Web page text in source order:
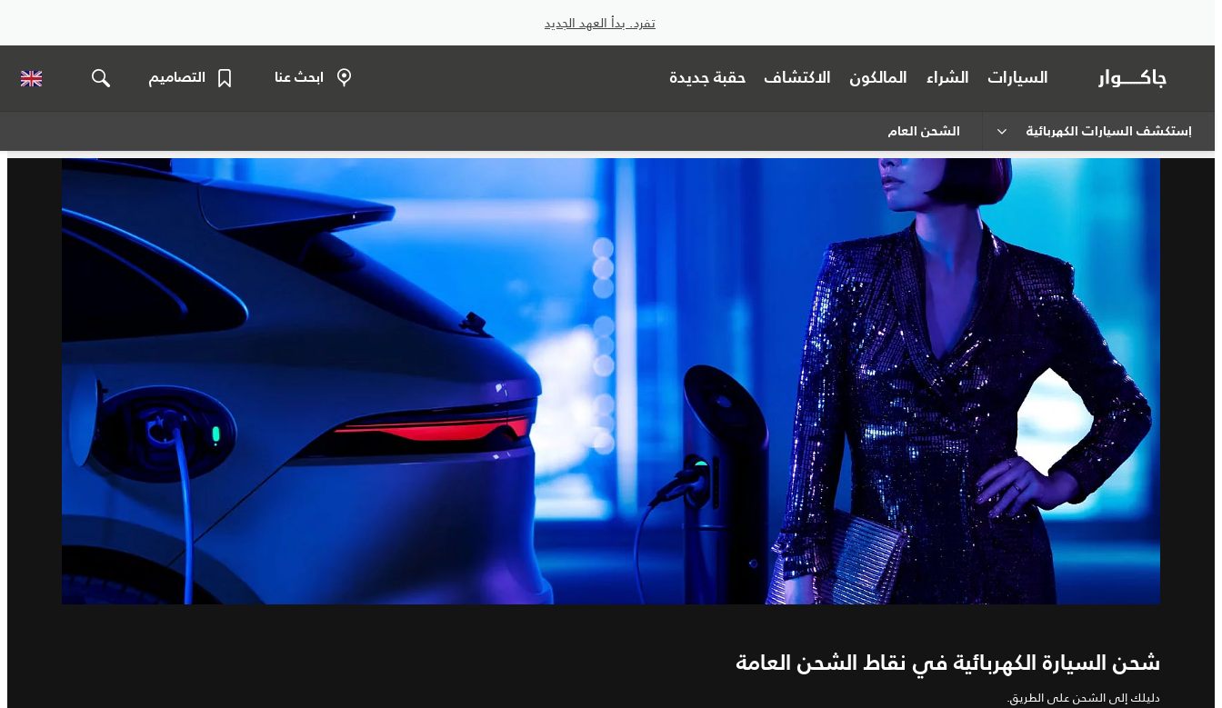
تفرد. بدأ العهد الجديد
السيارات الشراء المالكون الاكتشاف حقبة جديدة ابحث عنا التصاميم
إستكشف السيارات الكهربائية الشحن العام
شحن السيارة الكهربائية في نقاط الشحن العامة
دليلك إلى الشحن على الطريق.